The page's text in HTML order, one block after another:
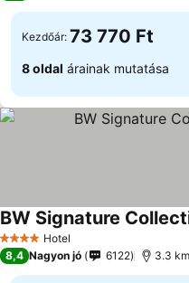
Kezdőár: 73 770 Ft
8 oldal árainak mutatása
4 KategóriaHotel
BW Signature
8,4 Nagyon jó 6122 3.3